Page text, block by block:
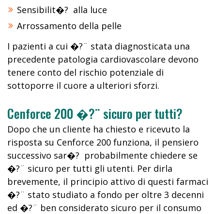
Sensibilit�? alla luce
Arrossamento della pelle
I pazienti a cui �?¨ stata diagnosticata una
precedente patologia cardiovascolare devono
tenere conto del rischio potenziale di
sottoporre il cuore a ulteriori sforzi.
Cenforce 200 �?¨ sicuro per tutti?
Dopo che un cliente ha chiesto e ricevuto la
risposta su Cenforce 200 funziona, il pensiero
successivo sar�? probabilmente chiedere se
�?¨ sicuro per tutti gli utenti. Per dirla
brevemente, il principio attivo di questi farmaci
�?¨ stato studiato a fondo per oltre 3 decenni
ed �?¨ ben considerato sicuro per il consumo